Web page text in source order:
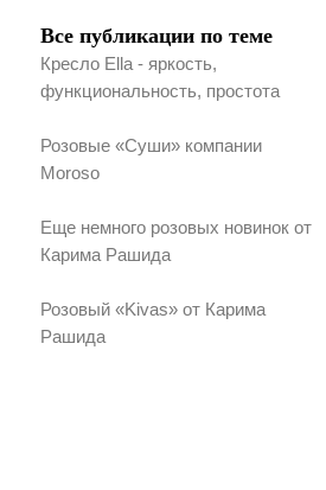
Все публикации по теме
Кресло Ella - яркость,
функциональность, простота
Розовые «Суши» компании
Moroso
Еще немного розовых новинок от
Карима Рашида
Розовый «Kivas» от Карима
Рашида